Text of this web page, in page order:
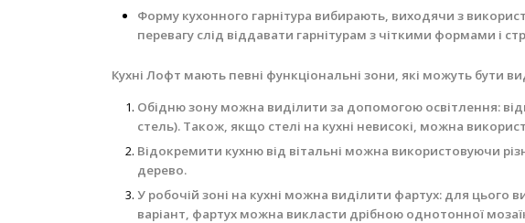
Форму кухонного гарнітура вибирають, виходячи з
перевагу слід віддавати гарнітурам з чіткими формами і
Кухні Лофт мають певні функціональні зони, які можуть бути
Обідню зону можна виділити за допомогою освітлення:
стель). Також, якщо стелі на кухні невисокі, можна
Відокремити кухню від вітальні можна використовуючи
дерево.
У робочій зоні на кухні можна виділити фартух: для цього
варіант, фартух можна викласти дрібною однотонної